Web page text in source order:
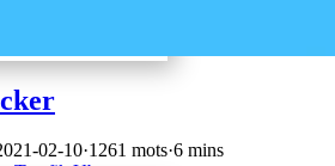
02-10·1261 mots·6 mins